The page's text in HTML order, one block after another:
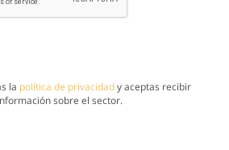
la política de privacidady aceptas recibir
sobre el sector.